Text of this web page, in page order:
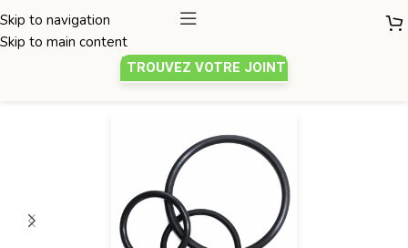
Skip to navigation
Skip to main content
TROUVEZ VOTRE JOINT